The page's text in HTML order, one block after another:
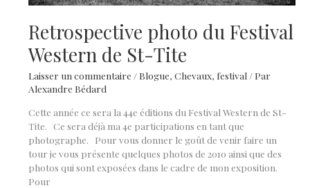
Retrospective photo du Festival
Western de St-Tite
Laisser un commentaire / Blogue,Chevaux, festival / Par
Alexandre Bédard
Cette année ce sera la 44e éditions du Festival Western de St-
Tite. Ce sera déjà ma 4e participations en tant que
photographe. Pour vous donner le goût de venir faire un
tour je vous présente quelques photos de 2010 ainsi que des
photos qui sont exposées dans le cadre de mon exposition.
Pour